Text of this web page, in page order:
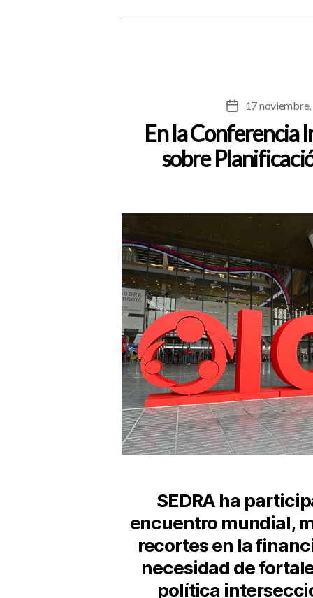
Fecha
de
la
entrada
17
En la Conferencia
sobre
SEDRA ha
encuentro mundial,
recortes en la
necesidad de
política